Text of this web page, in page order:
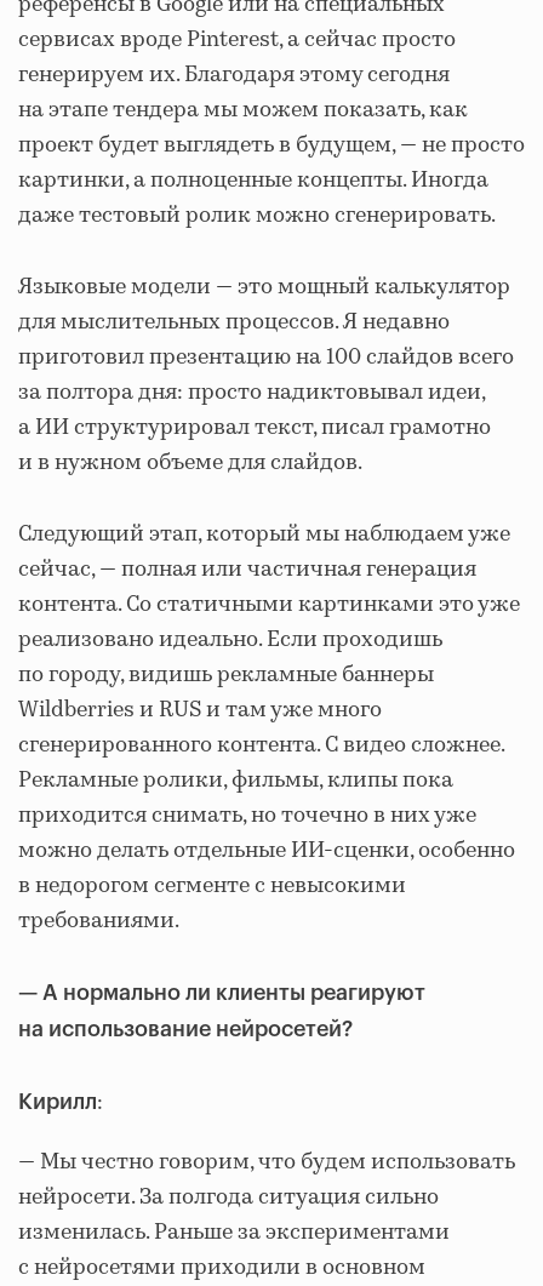
сервисах вроде Pinterest, а сейчас просто
генерируем их. Благодаря этому сегодня
на этапе тендера мы можем показать, как
проект будет выглядеть в будущем, — не просто
картинки, а полноценные концепты. Иногда
даже тестовый ролик можно сгенерировать.
Языковые модели — это мощный калькулятор
для мыслительных процессов. Я недавно
приготовил презентацию на 100 слайдов всего
за полтора дня: просто надиктовывал идеи,
а ИИ структурировал текст, писал грамотно
и в нужном объеме для слайдов.
Следующий этап, который мы наблюдаем уже
сейчас, — полная или частичная генерация
контента. Со статичными картинками это уже
реализовано идеально. Если проходишь
по городу, видишь рекламные баннеры
Wildberries и RUS и там уже много
сгенерированного контента. С видео сложнее.
Рекламные ролики, фильмы, клипы пока
приходится снимать, но точечно в них уже
можно делать отдельные ИИ-сценки, особенно
в недорогом сегменте с невысокими
требованиями.
— А нормально ли клиенты реагируют
на использование нейросетей?
Кирилл:
— Мы честно говорим, что будем использовать
нейросети. За полгода ситуация сильно
изменилась. Раньше за экспериментами
с нейросетями приходили в основном